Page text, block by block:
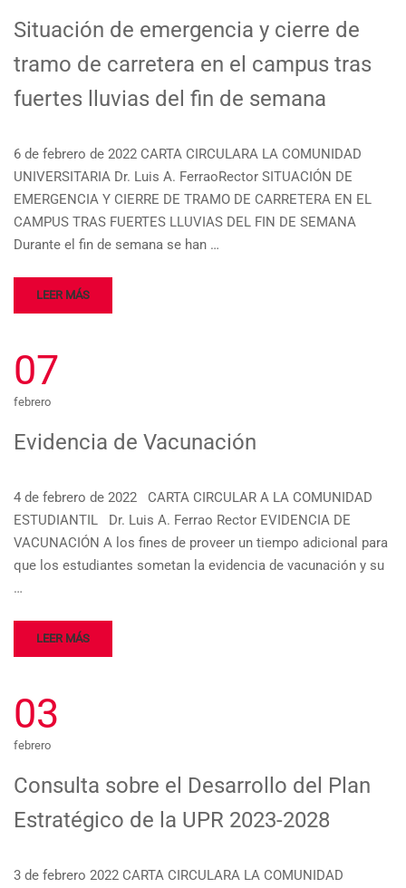
Situación de emergencia y cierre de
tramo de carretera en el campus tras
fuertes lluvias del fin de semana
6 de febrero de 2022 CARTA CIRCULARA LA COMUNIDAD
UNIVERSITARIA Dr. Luis A. FerraoRector SITUACIÓN DE
EMERGENCIA Y CIERRE DE TRAMO DE CARRETERA EN EL
CAMPUS TRAS FUERTES LLUVIAS DEL FIN DE SEMANA
Durante el fin de semana se han …
LEER MÁS
07
febrero
Evidencia de Vacunación
4 de febrero de 2022 CARTA CIRCULAR A LA COMUNIDAD
ESTUDIANTIL Dr. Luis A. Ferrao Rector EVIDENCIA DE
VACUNACIÓN A los fines de proveer un tiempo adicional para
que los estudiantes sometan la evidencia de vacunación y su
…
LEER MÁS
03
febrero
Consulta sobre el Desarrollo del Plan
Estratégico de la UPR 2023-2028
3 de febrero 2022 CARTA CIRCULARA LA COMUNIDAD